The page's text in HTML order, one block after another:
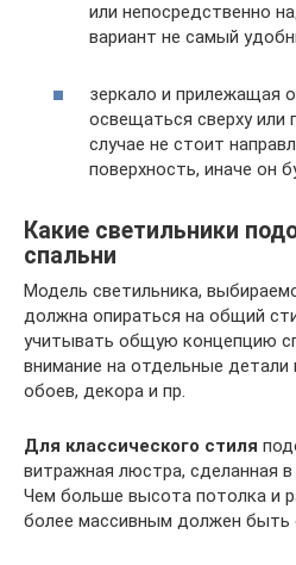
или непосредственно
вариант не самый
зеркало и прилежащая
освещаться сверху или
случае не стоит
поверхность, иначе он
Какие светильники
спальни
Модель светильника,
должна опираться на общий
учитывать общую концепцию
внимание на отдельные детали
обоев, декора и пр.
Для классического стиля
витражная люстра, сделанная
Чем больше высота потолка и
более массивным должен быть